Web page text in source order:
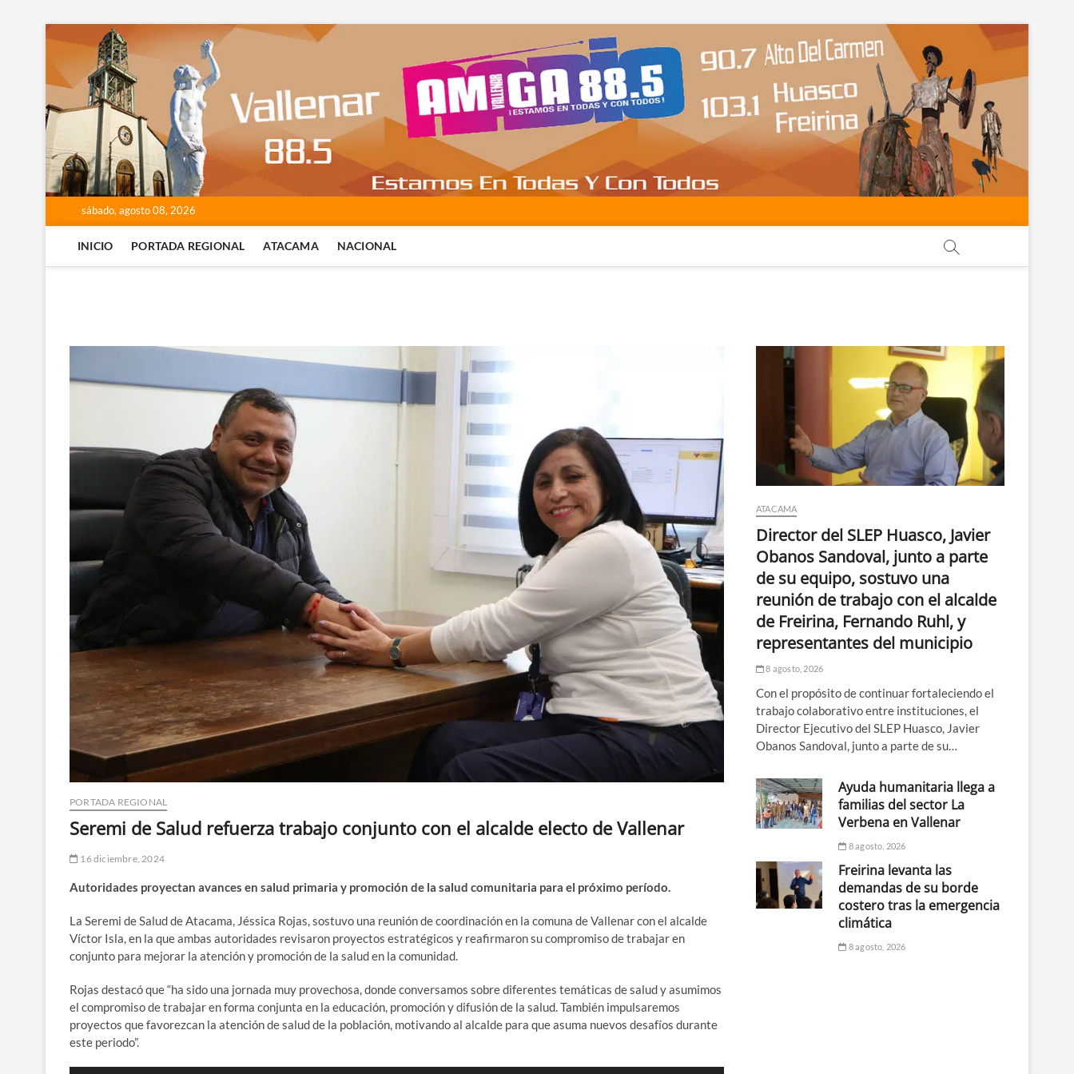
contenido
sábado, agosto 08, 2026
INICIO PORTADA REGIONAL ATACAMA NACIONAL
PORTADA REGIONAL
Seremi de Salud refuerza trabajo conjunto con el alcalde electo de Vallenar
16 diciembre, 2024
Autoridades proyectan avances en salud primaria y promoción de la salud comunitaria para el próximo período.
La Seremi de Salud de Atacama, Jéssica Rojas, sostuvo una reunión de coordinación en la comuna de Vallenar con el alcalde
Víctor Isla, en la que ambas autoridades revisaron proyectos estratégicos y reafirmaron su compromiso de trabajar en
conjunto para mejorar la atención y promoción de la salud en la comunidad.
Rojas destacó que “ha sido una jornada muy provechosa, donde conversamos sobre diferentes temáticas de salud y asumimos
el compromiso de trabajar en forma conjunta en la educación, promoción y difusión de la salud. También impulsaremos
proyectos que favorezcan la atención de salud de la población, motivando al alcalde para que asuma nuevos desafíos durante
este periodo”.
ATACAMA
Director del SLEP Huasco, Javier
Obanos Sandoval, junto a parte
de su equipo, sostuvo una
reunión de trabajo con el alcalde
de Freirina, Fernando Ruhl, y
representantes del municipio
8 agosto, 2026
Con el propósito de continuar fortaleciendo el
trabajo colaborativo entre instituciones, el
Director Ejecutivo del SLEP Huasco, Javier
Obanos Sandoval, junto a parte de su…
Ayuda humanitaria llega a
familias del sector La
Verbena en Vallenar
8 agosto, 2026
Freirina levanta las
demandas de su borde
costero tras la emergencia
climática
8 agosto, 2026